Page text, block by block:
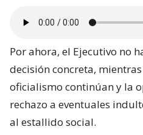
Por ahora, el Ejecutivo no
decisión concreta,
oficialismo continúan y la
rechazo a eventuales
al estallido social.